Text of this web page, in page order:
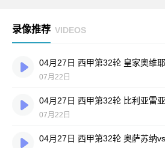
录像推荐 VIDEOS
04月27日 西甲第32轮 皇家奥维
07月22日
04月27日 西甲第32轮 比利亚雷
07月22日
04月27日 西甲第32轮 奥萨苏纳